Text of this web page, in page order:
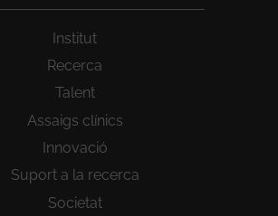
Institut
Recerca
Talent
Assaigs clínics
Innovació
Suport a la recerca
Societat